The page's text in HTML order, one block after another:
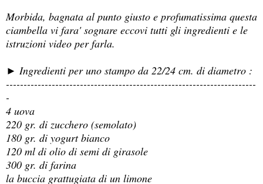
Morbida, bagnata al punto giusto e profumatissima questa
ciambella vi fara' sognare eccovi tutti gli ingredienti e le
istruzioni video per farla.
► Ingredienti per uno stampo da 22/24 cm. di diametro :
-----------------------------------------------------------------------
-
4 uova
220 gr. di zucchero (semolato)
180 gr. di yogurt bianco
120 ml di olio di semi di girasole
300 gr. di farina
la buccia grattugiata di un limone